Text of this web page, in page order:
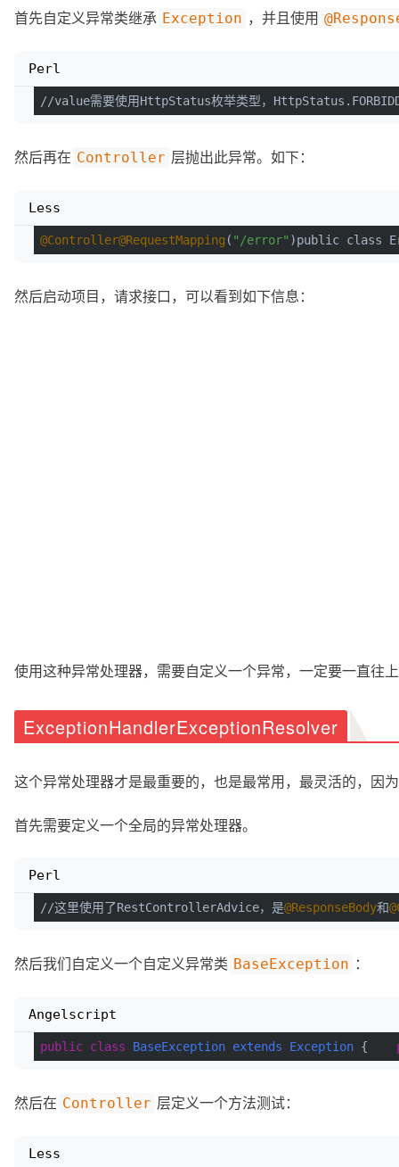
首先自定义异常类继承 Exception ，并且使用
//value需要使用HttpStatus枚举类型，
Perl
然后再在 Controller 层抛出此异常。如下：
@Controller@RequestMapping ( "/error" )public
Less
然后启动项目，请求接口，可以看到如下信息：
使用这种异常处理器，需要自定义一个异常，一定要一直往
ExceptionHandlerExceptionResolver
这个异常处理器才是最重要的，也是最常用，最灵活的，因
首先需要定义一个全局的异常处理器。
//这里使用了RestControllerAdvice，是@ResponseBody和
Perl
然后我们自定义一个自定义异常类 BaseException ：
public class BaseException extends Exception {
Angelscript
然后在 Controller 层定义一个方法测试：
Less